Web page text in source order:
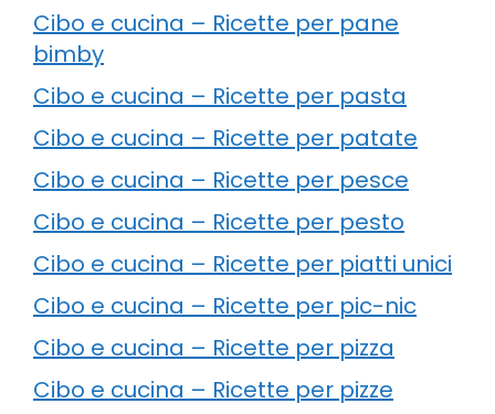
Cibo e cucina – Ricette per pane
bimby
Cibo e cucina – Ricette per pasta
Cibo e cucina – Ricette per patate
Cibo e cucina – Ricette per pesce
Cibo e cucina – Ricette per pesto
Cibo e cucina – Ricette per piatti unici
Cibo e cucina – Ricette per pic-nic
Cibo e cucina – Ricette per pizza
Cibo e cucina – Ricette per pizze